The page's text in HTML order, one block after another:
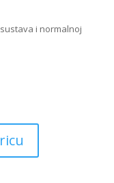
i normalnoj